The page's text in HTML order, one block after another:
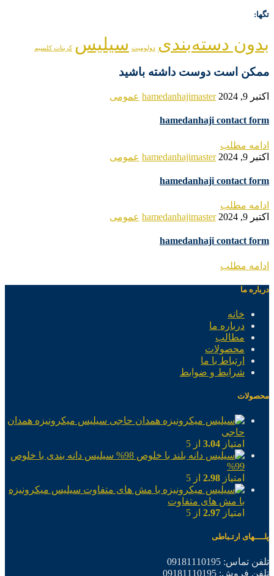
تگها:
بدون دسته‌بندی دولومیت سیلیس کربنات کلسیم
ممکن است دوست داشته باشید
اکتبر 9, 2024 hamedanhajimaster عمومی
hamedanhaji contact form
ادامه مطلب
اکتبر 9, 2024
hamedanhajimaster عمومی
hamedanhaji contact form
ادامه مطلب
اکتبر 9, 2024
hamedanhajimaster عمومی
hamedanhaji contact form
ادامه مطلب
درباره ما
خانه
درباره ما
مطالب
محصولات
ارتباط با ما
شرایط و ضوابط
محصولات
سیلیس میکرونیزه همدان
حاجی
امتیاز 3.04 از 5
سیلیس دانه بندی با خلوص
99%
امتیاز 2.98 از 5
سیلیس میکرونیزه
با مش های متفاوت
امتیاز 2.97 از 5
پلــــهای ارتـباطی
تلفن تماس: 09181110195
تلفن فروش: 09181110195